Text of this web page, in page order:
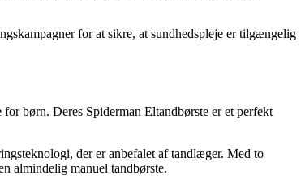
for at sikre, at sundhedspleje er tilgængelig
børn. Deres Spiderman Eltandbørste er et perfekt
der er anbefalet af tandlæger. Med to
almindelig manuel tandbørste.